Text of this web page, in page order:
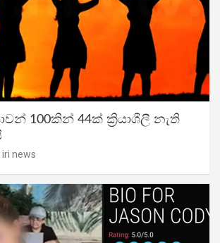
100කින් 44ක් ක්‍රියාශීලී නැති
iri news